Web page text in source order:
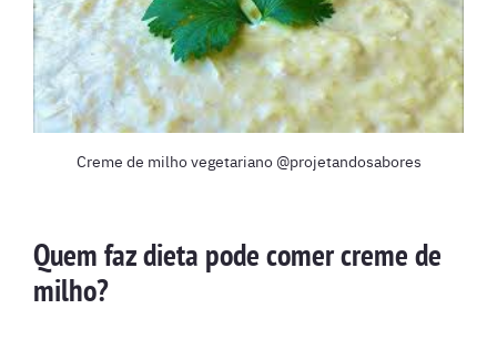
Creme de milho vegetariano @projetandosabores
Quem faz dieta pode comer creme de
milho?